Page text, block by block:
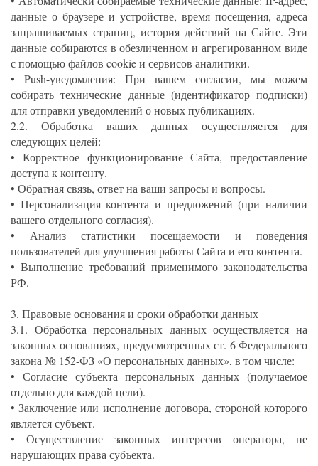
данные о браузере и устройстве, время посещения, адреса
запрашиваемых страниц, история действий на Сайте. Эти
данные собираются в обезличенном и агрегированном виде
с помощью файлов cookie и сервисов аналитики.
• Push-уведомления: При вашем согласии, мы можем
собирать технические данные (идентификатор подписки)
для отправки уведомлений о новых публикациях.
2.2. Обработка ваших данных осуществляется для
следующих целей:
• Корректное функционирование Сайта, предоставление
доступа к контенту.
• Обратная связь, ответ на ваши запросы и вопросы.
• Персонализация контента и предложений (при наличии
вашего отдельного согласия).
• Анализ статистики посещаемости и поведения
пользователей для улучшения работы Сайта и его контента.
• Выполнение требований применимого законодательства
РФ.
3. Правовые основания и сроки обработки данных
3.1. Обработка персональных данных осуществляется на
законных основаниях, предусмотренных ст. 6 Федерального
закона № 152-ФЗ «О персональных данных», в том числе:
• Согласие субъекта персональных данных (получаемое
отдельно для каждой цели).
• Заключение или исполнение договора, стороной которого
является субъект.
• Осуществление законных интересов оператора, не
нарушающих права субъекта.